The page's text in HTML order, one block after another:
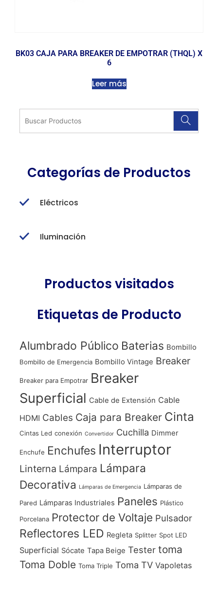
BK03 CAJA PARA BREAKER DE EMPOTRAR (THQL) X
6
Leer más
Categorías de Productos
Eléctricos
Iluminación
Productos visitados
Etiquetas de Producto
Alumbrado Público Baterias Bombillo
Bombillo de Emergencia Bombillo Vintage Breaker
Breaker para Empotrar Breaker
Superficial Cable de Extensión Cable
HDMI Cables Caja para Breaker Cinta
Cintas Led conexión Convertidor Cuchilla Dimmer
Enchufe Enchufes Interruptor
Linterna Lámpara Lámpara
Decorativa
Lámparas de Emergencia Lámparas de
Pared Lámparas Industriales Paneles Plástico
Porcelana Protector de Voltaje Pulsador
Reflectores LED Regleta Splitter Spot LED
Superficial Sócate Tapa Beige Tester toma
Toma Doble Toma Triple Toma TV Vapoletas